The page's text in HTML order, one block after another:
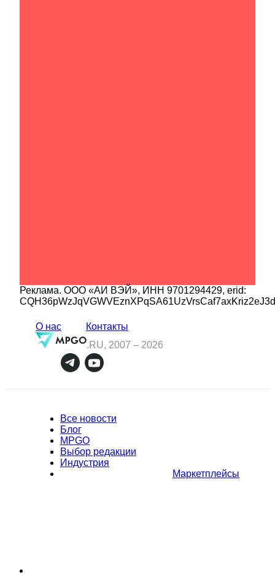
Реклама. ООО «АИ ВЭЙ», ИНН 9701294429, erid:
О нас
Контакты
.RU, 2007 – 2026
Все новости
Блог
MPGO
Выбор редакции
Индустрия
Маркетплейсы